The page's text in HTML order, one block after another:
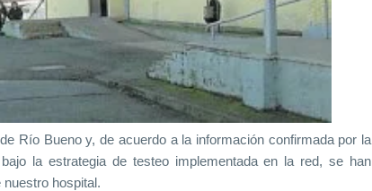
Río Bueno y, de acuerdo a la información confirmada por la
la estrategia de testeo implementada en la red, se han
hospital.